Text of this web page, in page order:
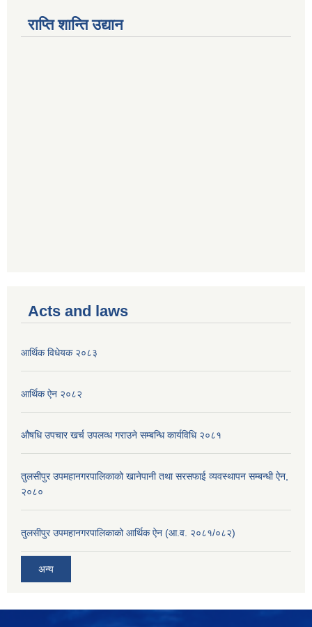
राप्ति शान्ति उद्यान
Acts and laws
आर्थिक विधेयक २०८३
आर्थिक ऐन २०८२
औषधि उपचार खर्च उपलव्ध गराउने सम्बन्धि कार्यविधि २०८१
तुलसीपुर उपमहानगरपालिकाको खानेपानी तथा सरसफाई व्यवस्थापन सम्बन्धी ऐन,
२०८०
तुलसीपुर उपमहानगरपालिकाको आर्थिक ऐन (आ.व. २०८१/०८२)
अन्य